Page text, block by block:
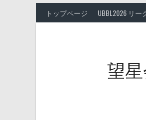
トップページ UBBL2026 リー
望